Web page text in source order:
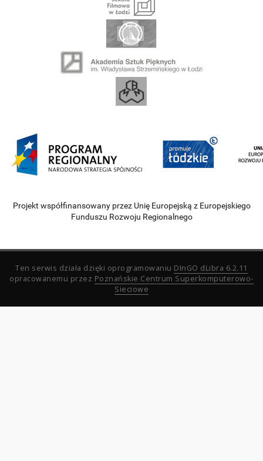
Projekt współfinansowany przez Unię Europejską z Europejskiego
Funduszu Rozwoju Regionalnego
Ten serwis działa dzięki oprogramowaniu DInGO dLibra 6.2.11
opracowanemu przez Poznańskie Centrum Superkomputerowo-
Sieciowe